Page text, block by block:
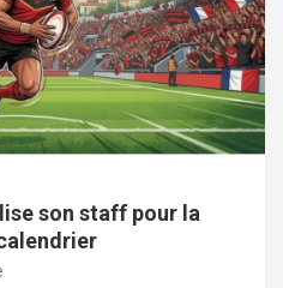
son staff pour la